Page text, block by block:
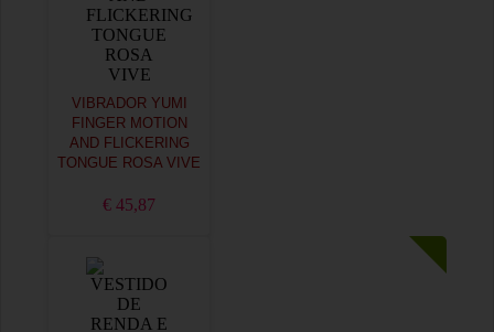
VIBRADOR YUMI
FINGER MOTION
AND FLICKERING
TONGUE ROSA VIVE
€ 45,87